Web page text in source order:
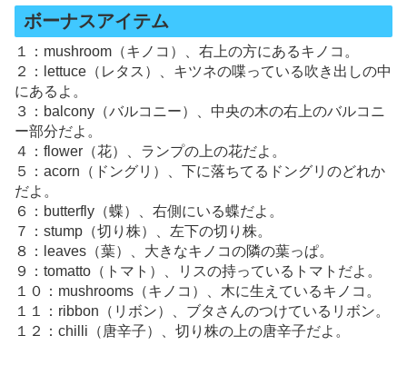
ボーナスアイテム
１：mushroom（キノコ）、右上の方にあるキノコ。
２：lettuce（レタス）、キツネの喋っている吹き出しの中
にあるよ。
３：balcony（バルコニー）、中央の木の右上のバルコニ
ー部分だよ。
４：flower（花）、ランプの上の花だよ。
５：acorn（ドングリ）、下に落ちてるドングリのどれか
だよ。
６：butterfly（蝶）、右側にいる蝶だよ。
７：stump（切り株）、左下の切り株。
８：leaves（葉）、大きなキノコの隣の葉っぱ。
９：tomatto（トマト）、リスの持っているトマトだよ。
１０：mushrooms（キノコ）、木に生えているキノコ。
１１：ribbon（リボン）、ブタさんのつけているリボン。
１２：chilli（唐辛子）、切り株の上の唐辛子だよ。